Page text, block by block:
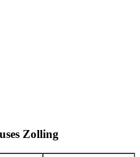
Zolling